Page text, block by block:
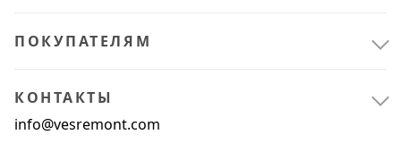
Сантехника
ПОКУПАТЕЛЯМ
КОНТАКТЫ
info@vesremont.com